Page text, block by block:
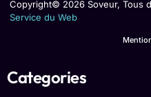
Copyright© 2026 Soveur, Tous
Service du Web
Categories